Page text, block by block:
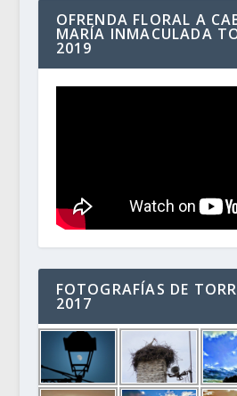
OFRENDA FLORAL A
MARÍA INMACULADA
2019
FOTOGRAFÍAS DE
2017